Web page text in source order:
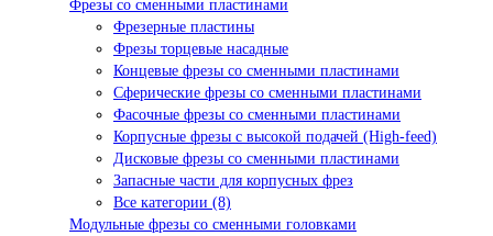
Фрезы со сменными пластинами
Фрезерные пластины
Фрезы торцевые насадные
Концевые фрезы со сменными пластинами
Сферические фрезы со сменными пластинами
Фасочные фрезы со сменными пластинами
Корпусные фрезы с высокой подачей (High-feed)
Дисковые фрезы со сменными пластинами
Запасные части для корпусных фрез
Все категории (8)
Модульные фрезы со сменными головками